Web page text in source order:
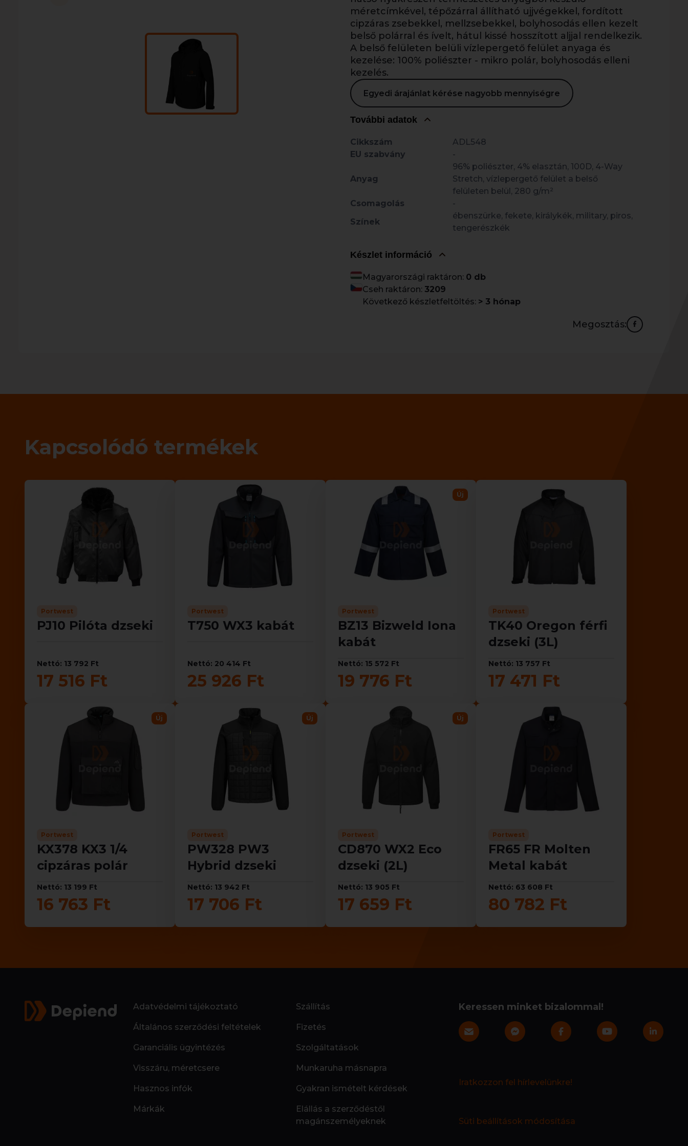
méretcímkével, tépőzárral állítható ujjvégekkel, fordított
cipzáras zsebekkel, mellzsebekkel, bolyhosodás ellen kezelt
belső polárral és ívelt, hátul kissé hosszított aljjal rendelkezik.
A belső felületen belüli vízlepergető felület anyaga és
kezelése: 100% poliészter - mikro polár, bolyhosodás elleni
kezelés.
Egyedi árajánlat kérése nagyobb mennyiségre
További adatok
Cikkszám
ADL548
EU szabvány
-
Anyag
96% poliészter, 4% elasztán, 100D, 4-Way
Stretch, vízlepergető felület a belső
felületen belül, 280 g/m²
Csomagolás
-
Színek
ébenszürke, fekete, királykék, military, piros,
tengerészkék
Készlet információ
Magyarországi raktáron: 0 db
Cseh raktáron: 3209
Következő készletfeltöltés: > 3 hónap
Megosztás:
Kapcsolódó termékek
Portwest
PJ10 Pilóta dzseki
Nettó: 13 792 Ft
17 516 Ft
Portwest
T750 WX3 kabát
Nettó: 20 414 Ft
25 926 Ft
Új
Portwest
BZ13 Bizweld Iona
kabát
Nettó: 15 572 Ft
19 776 Ft
Portwest
TK40 Oregon férfi
dzseki (3L)
Nettó: 13 757 Ft
17 471 Ft
Új
Portwest
KX378 KX3 1/4
cipzáras polár
Nettó: 13 199 Ft
16 763 Ft
Új
Portwest
PW328 PW3
Hybrid dzseki
Nettó: 13 942 Ft
17 706 Ft
Új
Portwest
CD870 WX2 Eco
dzseki (2L)
Nettó: 13 905 Ft
17 659 Ft
Portwest
FR65 FR Molten
Metal kabát
Nettó: 63 608 Ft
80 782 Ft
Adatvédelmi tájékoztató
Általános szerződési feltételek
Garanciális ügyintézés
Visszáru, méretcsere
Hasznos infók
Márkák
Szállítás
Fizetés
Szolgáltatások
Munkaruha másnapra
Gyakran ismételt kérdések
Elállás a szerződéstől
magánszemélyeknek
Keressen minket bizalommal!
Iratkozzon fel hírlevelünkre!
Süti beállítások módosítása